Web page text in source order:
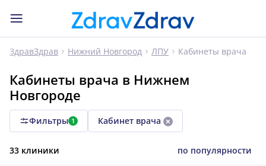
ЗдравЗдрав Нижний Новгород ЛПУ Кабинеты врача
Кабинеты врача в Нижнем
Новгороде
Фильтры 1 Кабинет врача
33 клиники по популярности